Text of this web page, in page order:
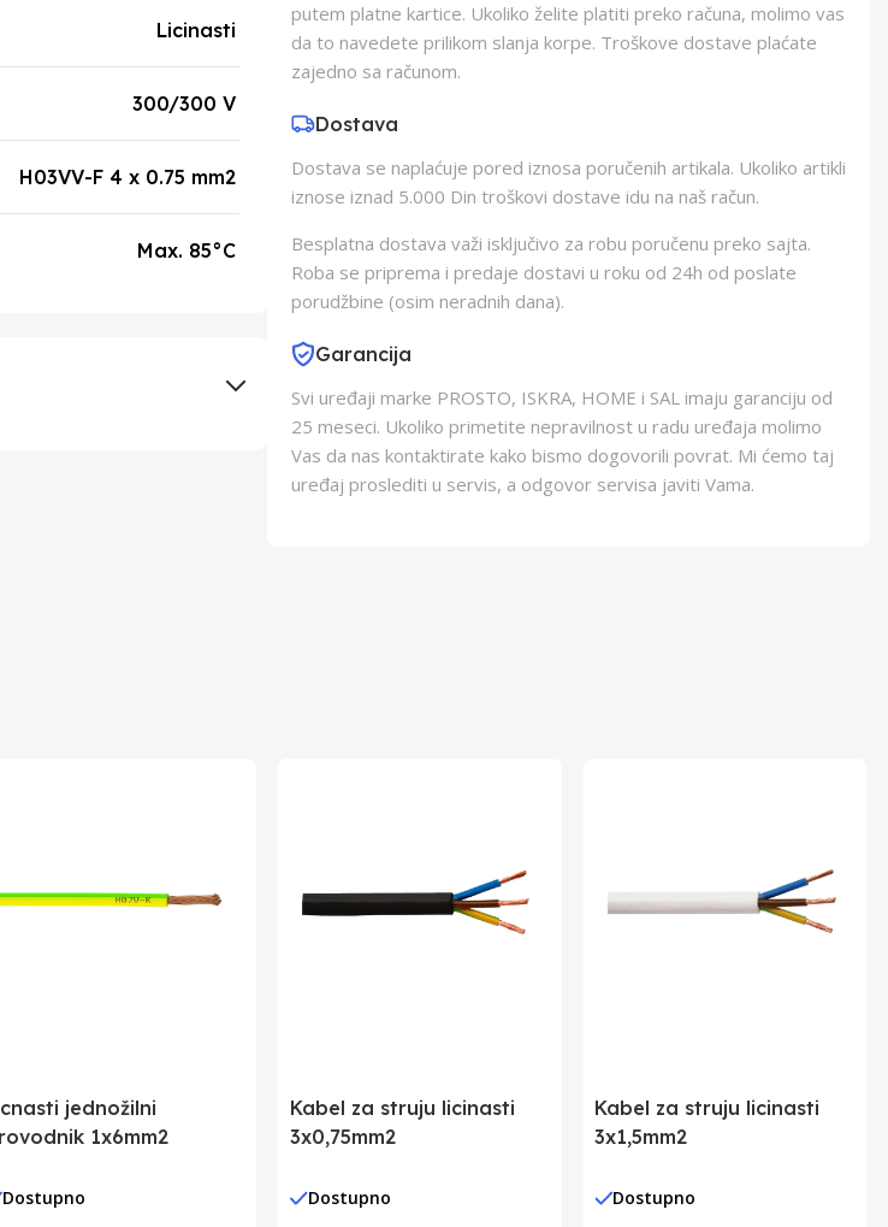
Licinasti
300/300 V
H03VV-F 4 x 0.75 mm2
Max. 85°C
putem platne kartice. Ukoliko želite platiti preko računa, molimo vas
da to navedete prilikom slanja korpe. Troškove dostave plaćate
zajedno sa računom.
Dostava
Dostava se naplaćuje pored iznosa poručenih artikala. Ukoliko artikli
iznose iznad 5.000 Din troškovi dostave idu na naš račun.
Besplatna dostava važi isključivo za robu poručenu preko sajta.
Roba se priprema i predaje dostavi u roku od 24h od poslate
porudžbine (osim neradnih dana).
Garancija
Svi uređaji marke PROSTO, ISKRA, HOME i SAL imaju garanciju od
25 meseci. Ukoliko primetite nepravilnost u radu uređaja molimo
Vas da nas kontaktirate kako bismo dogovorili povrat. Mi ćemo taj
uređaj proslediti u servis, a odgovor servisa javiti Vama.
jednožilni
1x6mm2
Dostupno
Kabel za struju licinasti
3x0,75mm2
Dostupno
Kabel za struju licinasti
3x1,5mm2
Dostupno